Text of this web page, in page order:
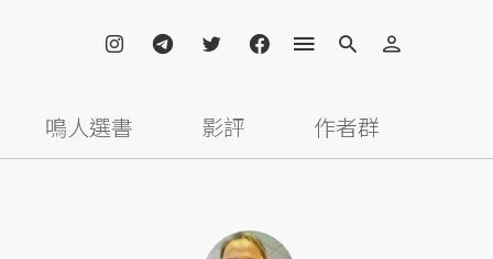
鳴人選書 影評 作者群